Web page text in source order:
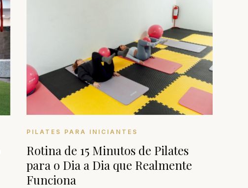
PILATES PARA INICIANTES
Rotina de 15 Minutos de Pilates
para o Dia a Dia que Realmente
Funciona